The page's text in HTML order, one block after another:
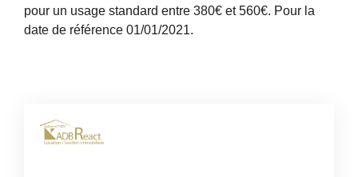
pour un usage standard entre 380€ et 560€. Pour la
date de référence 01/01/2021.